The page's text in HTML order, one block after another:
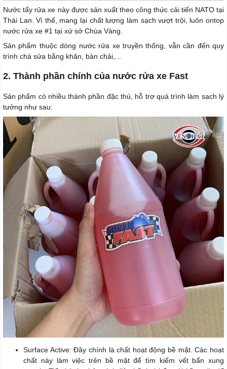
Nước tẩy rửa xe này được sản xuất theo công thức cải tiến NATO tại
Thái Lan. Vì thế, mang lại chất lượng làm sạch vượt trội, luôn ontop
nước rửa xe #1 tại xứ sở Chùa Vàng.
Sản phẩm thuộc dòng nước rửa xe truyền thống, vẫn cần đến quy
trình chà sửa bằng khăn, bàn chải,...
2. Thành phần chính của nước rửa xe Fast
Sản phẩm có nhiều thành phần đặc thù, hỗ trợ quá trình làm sạch lý
tưởng như sau:
Surface Active: Đây chính là chất hoạt động bề mặt. Các hoạt
chất này làm việc trên bề mặt để tìm kiếm vết bẩn xung